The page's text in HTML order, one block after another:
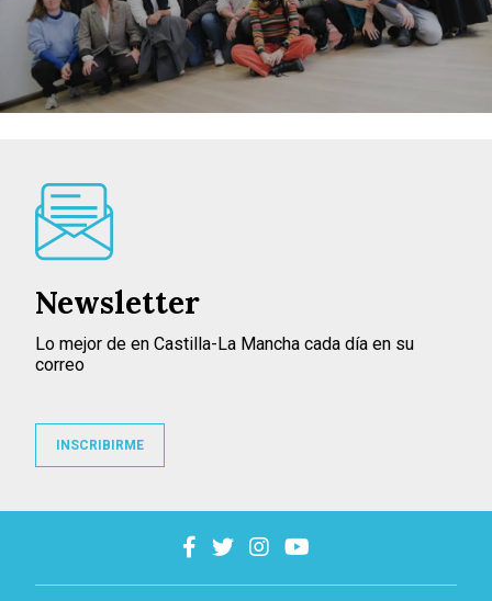
Newsletter
Lo mejor de en Castilla-La Mancha cada día en su
correo
INSCRIBIRME